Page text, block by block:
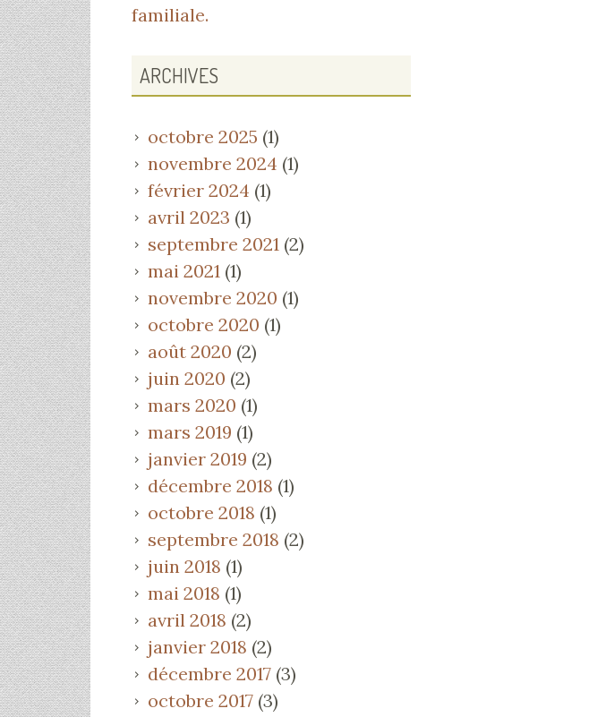
familiale.
ARCHIVES
octobre 2025 (1)
novembre 2024 (1)
février 2024 (1)
avril 2023 (1)
septembre 2021(2)
mai 2021(1)
novembre 2020 (1)
octobre 2020 (1)
août 2020 (2)
juin 2020 (2)
mars 2020 (1)
mars 2019 (1)
janvier 2019 (2)
décembre 2018 (1)
octobre 2018 (1)
septembre 2018 (2)
juin 2018 (1)
mai 2018 (1)
avril 2018 (2)
janvier 2018 (2)
décembre 2017(3)
octobre 2017(3)